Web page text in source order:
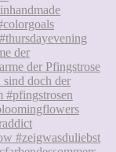
der